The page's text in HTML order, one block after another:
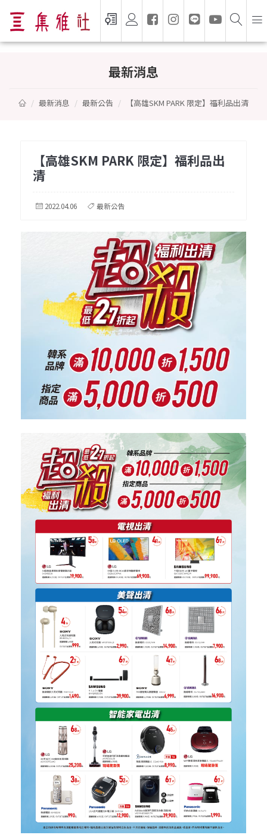
最新消息
最新消息 最新公告 【高雄SKM PARK 限定】福利品出清
【高雄SKM PARK 限定】福利品出
清
2022.04.06 最新公告